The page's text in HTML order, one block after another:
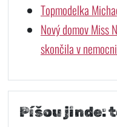
Topmodelka
Nový domov Miss
skončila v
Píšou jinde: